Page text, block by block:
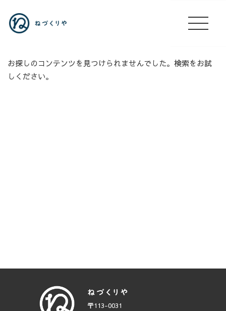
お探しのコンテンツを見つけられませんでした。検索をお試
しください。
〒113-0031